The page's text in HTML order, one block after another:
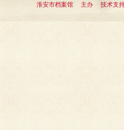
淮安市档案馆 主办 技术支持